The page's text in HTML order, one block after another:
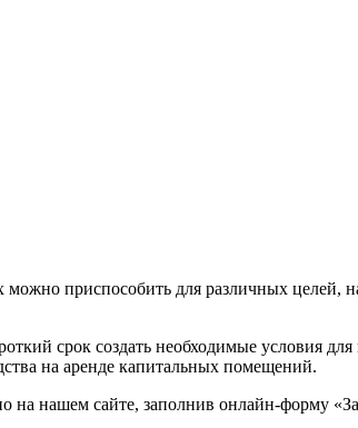
приспособить для различных
срок создать необходимые условия
на аренде капитальных помещений.
на нашем сайте, заполнив онлайн-форму